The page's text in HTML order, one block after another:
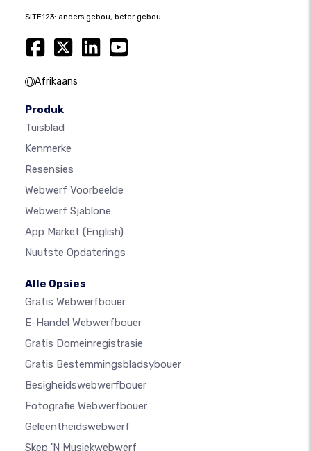
SITE123: anders gebou, beter gebou.
Afrikaans
Produk
Tuisblad
Kenmerke
Resensies
Webwerf Voorbeelde
Webwerf Sjablone
App Market (English)
Nuutste Opdaterings
Alle Opsies
Gratis Webwerfbouer
E-Handel Webwerfbouer
Gratis Domeinregistrasie
Gratis Bestemmingsbladsybouer
Besigheidswebwerfbouer
Fotografie Webwerfbouer
Geleentheidswebwerf
Skep 'n Musiekwebwerf